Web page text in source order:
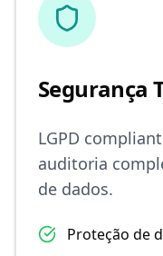
Segurança
LGPD
auditoria
de dados.
Proteção de